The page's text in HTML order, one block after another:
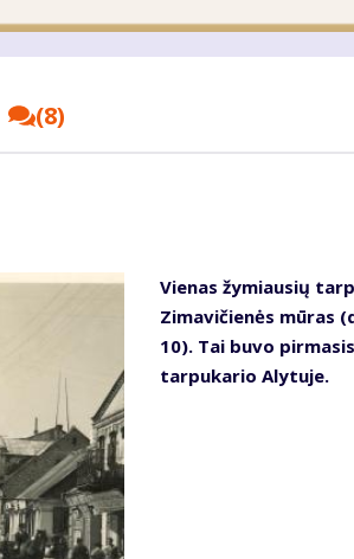
(8)
Vienas žymiausių
Zimavičienės mūras
10). Tai buvo
tarpukario Alytuje.